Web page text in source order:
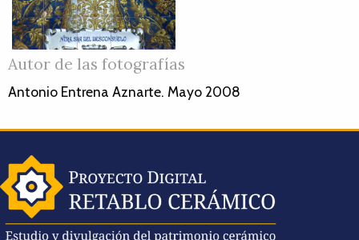
Autor de las fotografías
Antonio Entrena Aznarte. Mayo 2008